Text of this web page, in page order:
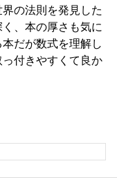
の法則を発見した
、本の厚さも気に
だが数式を理解し
付きやすくて良か